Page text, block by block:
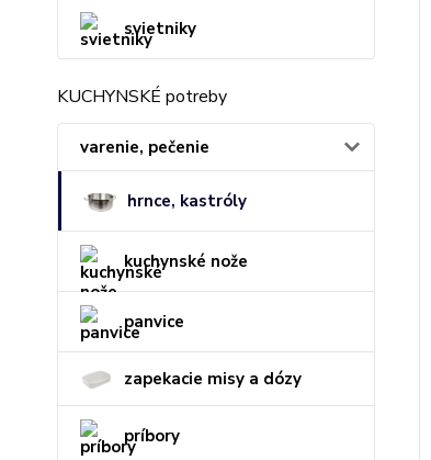
svietniky
KUCHYNSKÉ potreby
varenie, pečenie
hrnce, kastróly
kuchynské nože
panvice
zapekacie misy a dózy
príbory